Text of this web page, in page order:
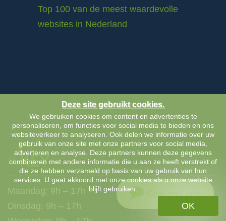
Top 100 van de meest waardevolle
websites in Nederland
Maandag: 9h – 17h
Dinsdag: 9h – 17h
Chat met ons
Deze site gebruikt cookies.
We gebruiken cookies om content en advertenties te
personaliseren, om functies voor social media te bieden en ons
websiteverkeer te analyseren. Ook delen we informatie over uw
gebruik van onze site met onze partners voor social media,
adverteren en analyse. Deze partners kunnen deze gegevens
combineren met andere informatie die u aan ze heeft verstrekt of
die ze hebben verzameld op basis van uw gebruik van hun
services. U gaat akkoord met onze cookies als u onze website
blijft gebruiken.
OK